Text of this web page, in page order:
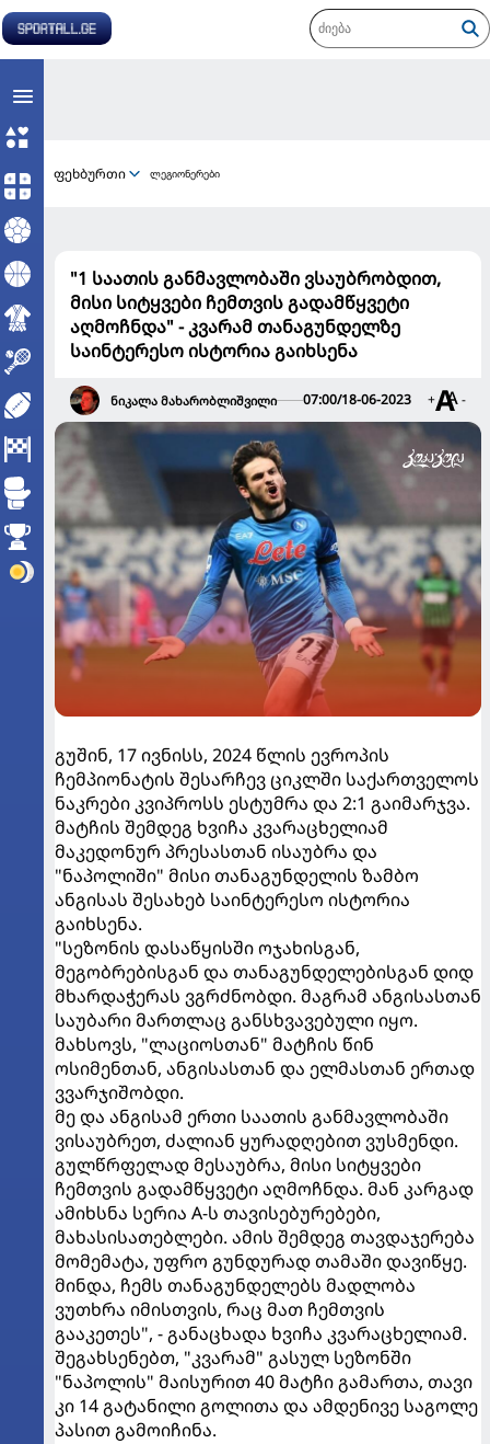
ფეხბურთი ლეგიონერები
"1 საათის განმავლობაში ვსაუბრობდით,
მისი სიტყვები ჩემთვის გადამწყვეტი
აღმოჩნდა" - კვარამ თანაგუნდელზე
საინტერესო ისტორია გაიხსენა
ნიკალა მახარობლიშვილი 07:00/18-06-2023 + -
გუშინ, 17 ივნისს, 2024 წლის ევროპის
ჩემპიონატის შესარჩევ ციკლში საქართველოს
ნაკრები კვიპროსს ესტუმრა და 2:1 გაიმარჯვა.
მატჩის შემდეგ ხვიჩა კვარაცხელიამ
მაკედონურ პრესასთან ისაუბრა და
"ნაპოლიში" მისი თანაგუნდელის ზამბო
ანგისას შესახებ საინტერესო ისტორია
გაიხსენა.
"სეზონის დასაწყისში ოჯახისგან,
მეგობრებისგან და თანაგუნდელებისგან დიდ
მხარდაჭერას ვგრძნობდი. მაგრამ ანგისასთან
საუბარი მართლაც განსხვავებული იყო.
მახსოვს, "ლაციოსთან" მატჩის წინ
ოსიმენთან, ანგისასთან და ელმასთან ერთად
ვვარჯიშობდი.
მე და ანგისამ ერთი საათის განმავლობაში
ვისაუბრეთ, ძალიან ყურადღებით ვუსმენდი.
გულწრფელად მესაუბრა, მისი სიტყვები
ჩემთვის გადამწყვეტი აღმოჩნდა. მან კარგად
ამიხსნა სერია A-ს თავისებურებები,
მახასისათებლები. ამის შემდეგ თავდაჯერება
მომემატა, უფრო გუნდურად თამაში დავიწყე.
მინდა, ჩემს თანაგუნდელებს მადლობა
ვუთხრა იმისთვის, რაც მათ ჩემთვის
გააკეთეს", - განაცხადა ხვიჩა კვარაცხელიამ.
შეგახსენებთ, "კვარამ" გასულ სეზონში
"ნაპოლის" მაისურით 40 მატჩი გამართა, თავი
კი 14 გატანილი გოლითა და ამდენივე საგოლე
პასით გამოიჩინა.